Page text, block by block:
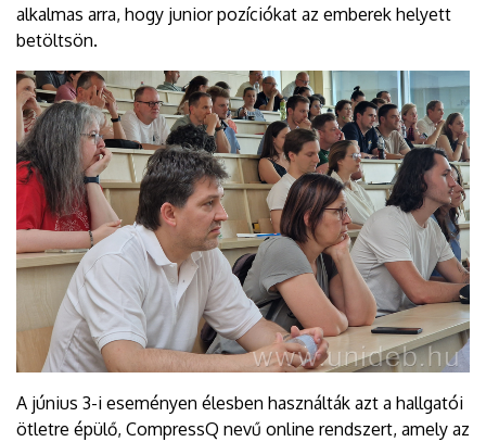
alkalmas arra, hogy junior pozíciókat az emberek helyett
betöltsön.
A június 3-i eseményen élesben használták azt a hallgatói
ötletre épülő, CompressQ nevű online rendszert, amely az